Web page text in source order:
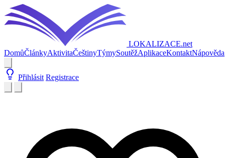
LOKALIZACE.net
DomůČlánkyAktivitaČeštinyTýmySoutěžAplikaceKontaktNápověda
Přihlásit Registrace